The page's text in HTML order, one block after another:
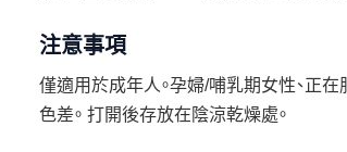
注意事項
僅適用於成年人。孕婦/哺乳期女性、正
色差。 打開後存放在陰涼乾燥處。